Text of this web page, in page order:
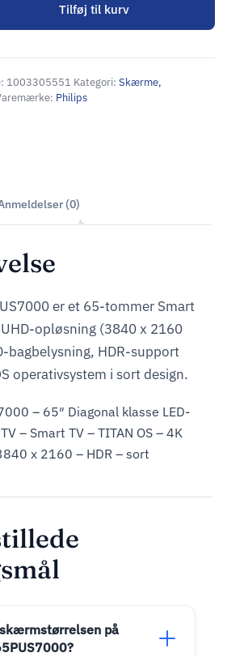
Tilføj til kurv
1003305551 Kategori: Skærme,
Philips
(0)
er et 65-tommer Smart
opløsning (3840 x 2160
bagbelysning, HDR-support
operativsystem i sort design.
– 65″ Diagonal klasse LED-
– Smart TV – TITAN OS – 4K
x 2160 – HDR – sort
på